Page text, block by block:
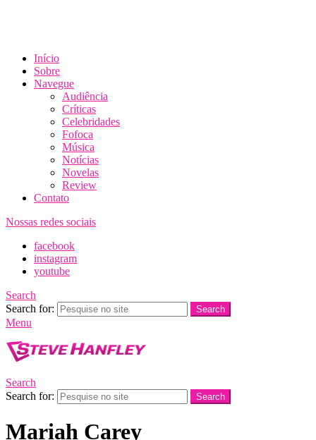
Início
Sobre
Navegue
Audiência
Críticas
Celebridades
Fofoca
Música
Notícias
Novelas
Review
Contato
Nossas redes sociais
facebook
instagram
youtube
Search
Search for:
Search
Menu
Search
Search for:
Search
Mariah Carey